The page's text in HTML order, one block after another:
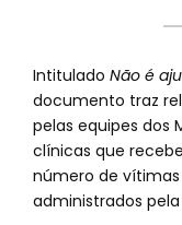
Intitulado Não é
documento traz
pelas equipes dos
clínicas que
número de
administrados pela